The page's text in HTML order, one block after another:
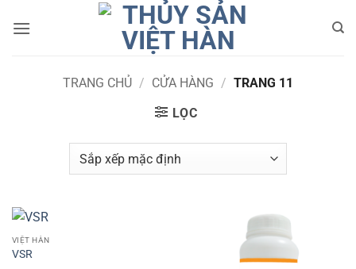
qua
TRANG CHỦ / CỬA HÀNG / TRANG 11
LỌC
VIỆT HÀN
VSR